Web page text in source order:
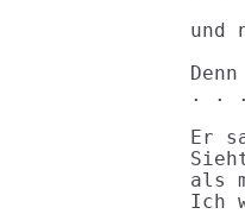
und
. . .
Er
als
Ich